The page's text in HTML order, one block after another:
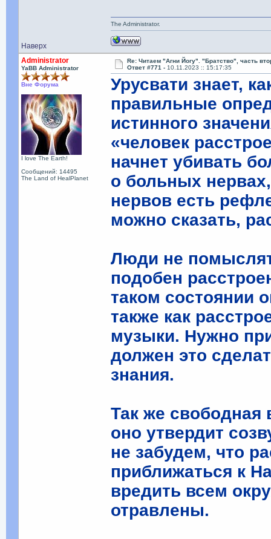
Наверх
The Administrator.
Administrator
YaBB Administrator
Вне Форума
I love The Earth!
Сообщений: 14495
The Land of HealPlanet
Re: Читаем "Агни Йогу". "Братство", часть
Ответ #771 - 10.11.2023 :: 15:17:35
Урусвати знает,
правильные
истинного
«человек
начнет убивать
о больных
нервов есть
можно сказать,
Люди не
подобен
таком состоянии
также как
музыки. Нужно
должен это
знания.
Так же свободная
оно утвердит
не забудем, что
приближаться к
вредить всем
отравлены.